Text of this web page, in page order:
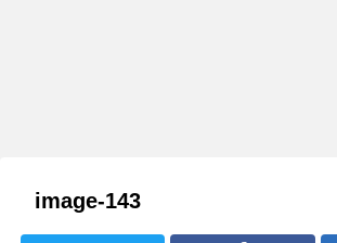
image-143